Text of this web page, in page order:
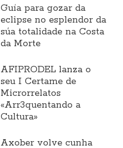
Guía para gozar da
eclipse no esplendor da
súa totalidade na Costa
da Morte
AFIPRODEL lanza o
seu I Certame de
Microrrelatos
«Arr3quentando a
Cultura»
Axober volve cunha